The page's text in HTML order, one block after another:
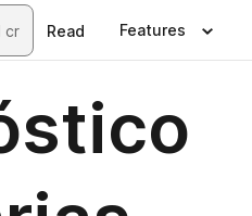
Read Features